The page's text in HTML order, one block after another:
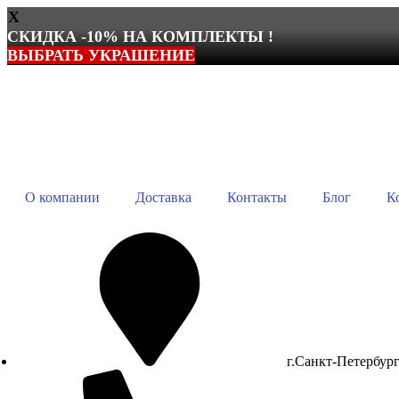
X
СКИДКА -10% НА КОМПЛЕКТЫ !
ВЫБРАТЬ УКРАШЕНИЕ
О компании Доставка Контакты Блог
г.Санкт-Петербург